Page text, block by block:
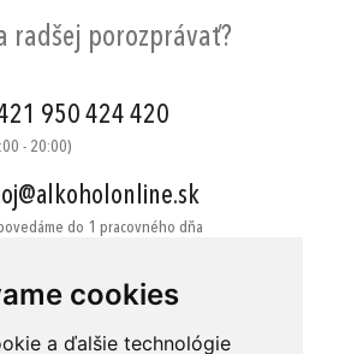
cookies
a ďalšie technológie
radšej porozprávať?
950 424 420
- 20:00)
do 1 pracovného dňa